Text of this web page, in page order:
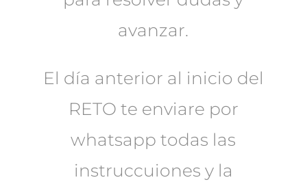
avanzar.
El día anterior al inicio del
RETO te enviare por
whatsapp todas las
instruccuiones y la